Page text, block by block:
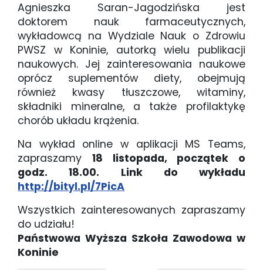
Agnieszka Saran-Jagodzińska jest
doktorem nauk farmaceutycznych,
wykładowcą na Wydziale Nauk o Zdrowiu
PWSZ w Koninie, autorką wielu publikacji
naukowych. Jej zainteresowania naukowe
oprócz suplementów diety, obejmują
również kwasy tłuszczowe, witaminy,
składniki mineralne, a także profilaktykę
chorób układu krążenia.
Na wykład online w aplikacji MS Teams,
zapraszamy 18 listopada, początek o
godz. 18.00. Link do wykładu
http://bityl.pl/7PicA
Wszystkich zainteresowanych zapraszamy
do udziału!
Państwowa Wyższa Szkoła Zawodowa w
Koninie